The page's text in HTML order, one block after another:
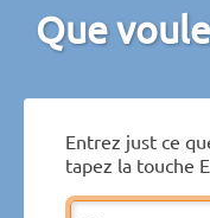
Que
Entrez just ce
tapez la touche